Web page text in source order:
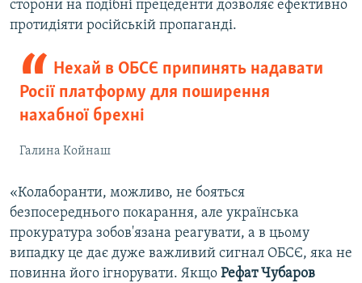
сторони на подібні прецеденти дозволяє ефективно
протидіяти російській пропаганді.
Нехай в ОБСЄ припинять надавати
Росії платформу для поширення
нахабної брехні
Галина Койнаш
«Колаборанти, можливо, не бояться
безпосереднього покарання, але українська
прокуратура зобов'язана реагувати, а в цьому
випадку це дає дуже важливий сигнал ОБСЄ, яка не
повинна його ігнорувати. Якщо Рефат Чубаров